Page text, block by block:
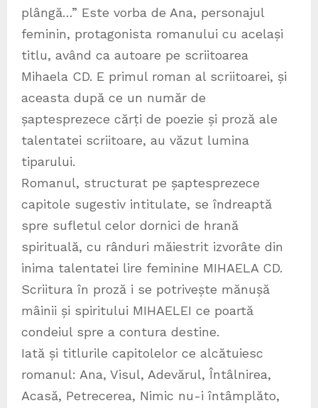
plângă…” Este vorba de Ana, personajul
feminin, protagonista romanului cu același
titlu, având ca autoare pe scriitoarea
Mihaela CD. E primul roman al scriitoarei, și
aceasta după ce un număr de
șaptesprezece cărți de poezie și proză ale
talentatei scriitoare, au văzut lumina
tiparului.
Romanul, structurat pe șaptesprezece
capitole sugestiv intitulate, se îndreaptă
spre sufletul celor dornici de hrană
spirituală, cu rânduri măiestrit izvorâte din
inima talentatei lire feminine MIHAELA CD.
Scriitura în proză i se potrivește mănușă
mâinii și spiritului MIHAELEI ce poartă
condeiul spre a contura destine.
Iată și titlurile capitolelor ce alcătuiesc
romanul: Ana, Visul, Adevărul, Întâlnirea,
Acasă, Petrecerea, Nimic nu-i întâmplăto,